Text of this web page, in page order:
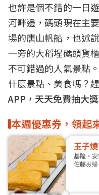
也許是個不錯的一日
河畔邊，碼頭現在主
場的唐山帆船，也述
一旁的大稻埕碼頭貨
不可錯過的人氣景點
什麼景點、美食嗎？
APP，天天免費抽大獎
本週優惠券，領起
玉子
基隆・
佐藤お